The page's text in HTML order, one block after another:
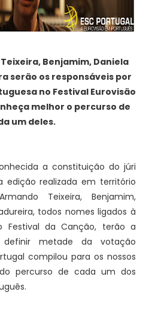
Benjamim, Daniela
serão os responsáveis por
no Festival Eurovisão
melhor o percurso de
um deles.
a constituição do júri
edição realizada em território
Teixeira, Benjamim,
todos nomes ligados à
Festival da Canção, terão a
definir metade da votação
compilou para os nossos
percurso de cada um dos